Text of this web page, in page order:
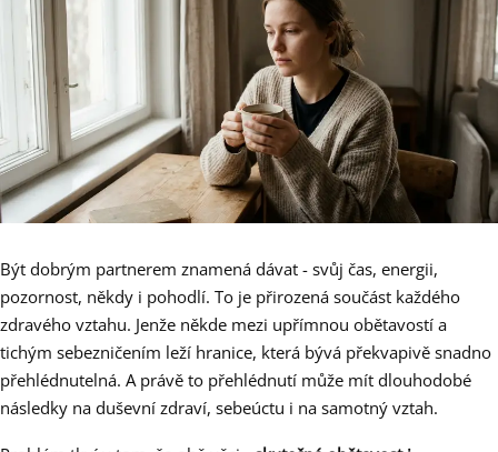
Být dobrým partnerem znamená dávat - svůj čas, energii,
pozornost, někdy i pohodlí. To je přirozená součást každého
zdravého vztahu. Jenže někde mezi upřímnou obětavostí a
tichým sebezničením leží hranice, která bývá překvapivě snadno
přehlédnutelná. A právě to přehlédnutí může mít dlouhodobé
následky na duševní zdraví, sebeúctu i na samotný vztah.